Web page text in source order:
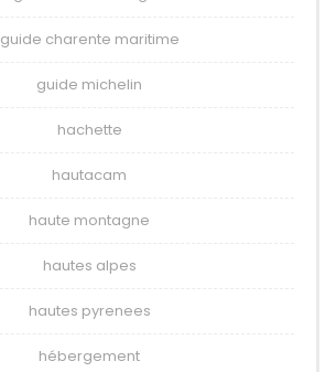
guide charente maritime
guide michelin
hachette
hautacam
haute montagne
hautes alpes
hautes pyrenees
hébergement